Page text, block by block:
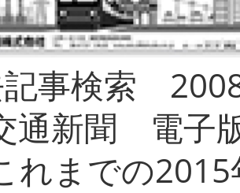
事検索
通新聞 電子
れまでの